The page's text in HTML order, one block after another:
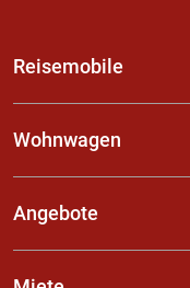
Reisemobile
Wohnwagen
Angebote